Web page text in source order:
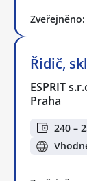
Řidič,
ESPRIT
Praha
240 –